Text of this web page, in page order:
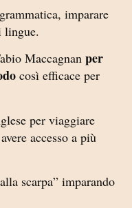
imparare
lingue.
Maccagnan per
così efficace per
per viaggiare
accesso a più
scarpa” imparando